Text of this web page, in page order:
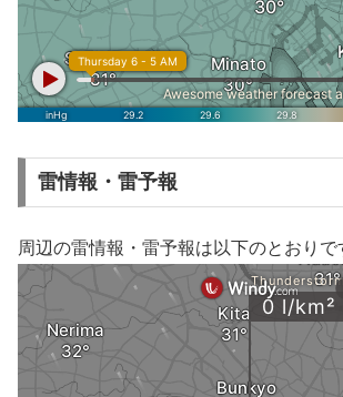
雷情報・雷予報
周辺の雷情報・雷予報は以下のとおりで